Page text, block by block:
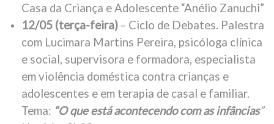
Casa da Criança e Adolescente “Anélio Zanuchi”
12/05 (terça-feira) – Ciclo de Debates. Palestra
com Lucimara Martins Pereira, psicóloga clínica
e social, supervisora e formadora, especialista
em violência doméstica contra crianças e
adolescentes e em terapia de casal e familiar.
Tema: “O que está acontecendo com as infâncias”